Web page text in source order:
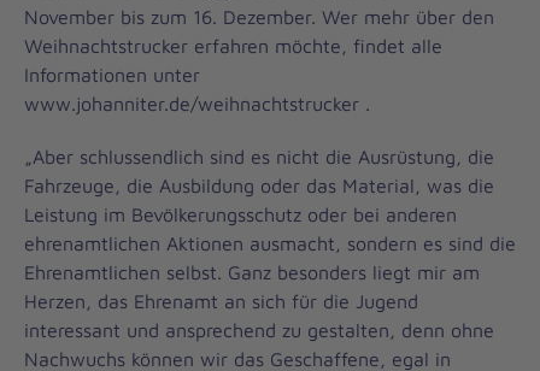
November bis zum 16. Dezember. Wer mehr über den
Weihnachtstrucker erfahren möchte, findet alle
Informationen unter
www.johanniter.de/weihnachtstrucker .
„Aber schlussendlich sind es nicht die Ausrüstung, die
Fahrzeuge, die Ausbildung oder das Material, was die
Leistung im Bevölkerungsschutz oder bei anderen
ehrenamtlichen Aktionen ausmacht, sondern es sind die
Ehrenamtlichen selbst. Ganz besonders liegt mir am
Herzen, das Ehrenamt an sich für die Jugend
interessant und ansprechend zu gestalten, denn ohne
Nachwuchs können wir das Geschaffene, egal in